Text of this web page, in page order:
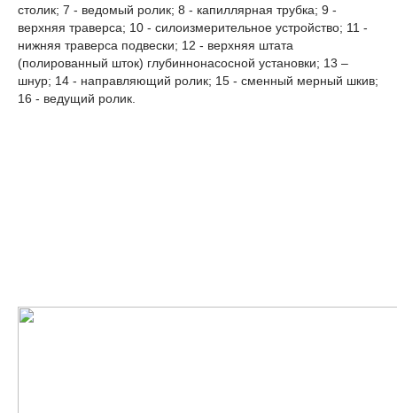
столик; 7 - ведомый ролик; 8 - капиллярная трубка; 9 -
верхняя траверса; 10 - силоизмерительное устройство; 11 -
нижняя траверса подвески; 12 - верхняя штата
(полированный шток) глубиннонасосной установки; 13 –
шнур; 14 - направляющий ролик; 15 - сменный мерный шкив;
16 - ведущий ролик.